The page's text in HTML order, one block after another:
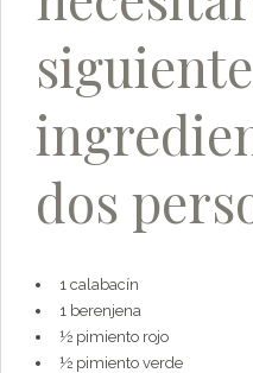
dos
1 calabacín
1 berenjena
½ pimiento rojo
½ pimiento verde